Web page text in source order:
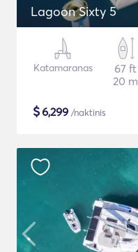
Lagoon Sixty 5
Katamaranas
67 ft
20 m
$6,299 /naktinis